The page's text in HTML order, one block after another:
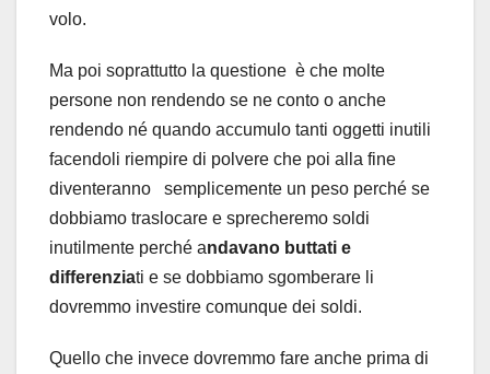
volo.
Ma poi soprattutto la questione è che molte
persone non rendendo se ne conto o anche
rendendo né quando accumulo tanti oggetti inutili
facendoli riempire di polvere che poi alla fine
diventeranno semplicemente un peso perché se
dobbiamo traslocare e sprecheremo soldi
inutilmente perché andavano buttati e
differenziati e se dobbiamo sgomberare li
dovremmo investire comunque dei soldi.
Quello che invece dovremmo fare anche prima di